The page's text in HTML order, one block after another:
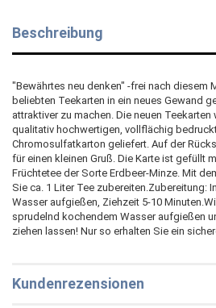
Beschreibung
"Bewährtes neu denken" -frei nach diesem
beliebten Teekarten in ein neues Gewand
attraktiver zu machen. Die neuen Teekarten
qualitativ hochwertigen, vollflächig
Chromosulfatkarton geliefert. Auf der
für einen kleinen Gruß. Die Karte ist gefüllt
Früchtetee der Sorte Erdbeer-Minze. Mit
Sie ca. 1 Liter Tee zubereiten.Zubereitung:
Wasser aufgießen, Ziehzeit 5-10
sprudelnd kochendem Wasser aufgießen
ziehen lassen! Nur so erhalten Sie ein
Kundenrezensionen